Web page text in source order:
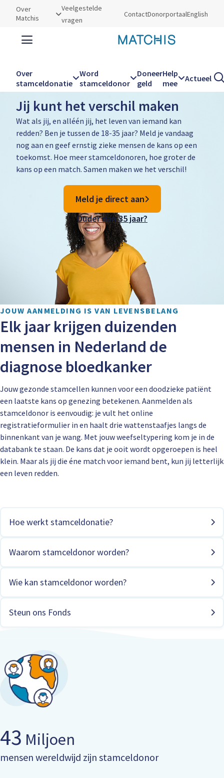
Utilities
Over
Matchis
Veelgestelde
vragen
ContactDonorportaalEnglish
Over
stamceldonatie
Word
stamceldonor
Doneer
geld
Help
mee
Actueel
Word stamceldonor
Jij kunt het verschil maken
Wat als jij, en alléén jij, het leven van iemand kan
redden? Ben je tussen de 18-35 jaar? Meld je vandaag
nog aan en geef ernstig zieke mensen de kans op een
toekomst. Hoe meer stamceldonoren, hoe groter de
kans op een match. Samen maken we het verschil!
Meld je direct aan
Ouder dan 35 jaar?
JOUW AANMELDING IS VAN LEVENSBELANG
Elk jaar krijgen duizenden
mensen in Nederland de
diagnose bloedkanker
Jouw gezonde stamcellen kunnen voor een doodzieke patiënt
een laatste kans op genezing betekenen. Aanmelden als
stamceldonor is eenvoudig: je vult het online
registratieformulier in en haalt drie wattenstaafjes langs de
binnenkant van je wang. Met jouw weefseltypering kom je in de
databank te staan. De kans dat je ooit wordt opgeroepen is heel
klein. Maar als jij die éne match voor iemand bent, kun jij letterlijk
een leven redden.
Hoe werkt stamceldonatie?
Waarom stamceldonor worden?
Wie kan stamceldonor worden?
Steun ons Fonds
43 Miljoen
mensen wereldwijd zijn stamceldonor